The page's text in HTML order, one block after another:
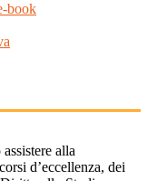
book
alla
d’eccellenza, dei